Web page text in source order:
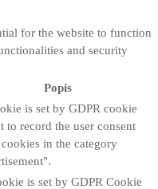
for the website to function
and security
Popis
is set by GDPR cookie
to record the user consent
in the category
is set by GDPR Cookie